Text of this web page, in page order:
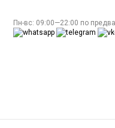
Пн-вс: 09:00—22:00 по